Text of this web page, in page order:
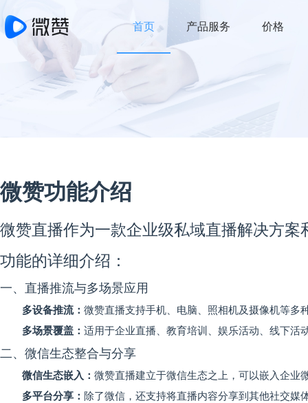
首页 产品服务 价格
微赞功能介绍
微赞直播作为一款企业级私域直播解决方
功能的详细介绍：
一、直播推流与多场景应用
多设备推流： 微赞直播支持手机、电脑、照相机及摄像机等多
多场景覆盖： 适用于企业直播、教育培训、娱乐活动、线下活
二、微信生态整合与分享
微信生态嵌入： 微赞直播建立于微信生态之上，可以嵌入企业
多平台分享： 除了微信，还支持将直播内容分享到其他社交媒
微赞,直播平台,私域直播 微赞-微
赞直播-企业私域直播工具-微信直
播解决方案-海量成功案例。